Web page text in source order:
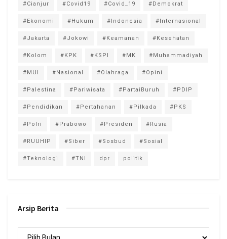
#Cianjur #Covid19 #Covid_19 #Demokrat
#Ekonomi #Hukum #Indonesia #Internasional
#Jakarta #Jokowi #Keamanan #Kesehatan
#Kolom #KPK #KSPI #MK #Muhammadiyah
#MUI #Nasional #Olahraga #Opini
#Palestina #Pariwisata #PartaiBuruh #PDIP
#Pendidikan #Pertahanan #Pilkada #PKS
#Polri #Prabowo #Presiden #Rusia
#RUUHIP #Siber #Sosbud #Sosial
#Teknologi #TNI dpr politik
Arsip Berita
Arsip